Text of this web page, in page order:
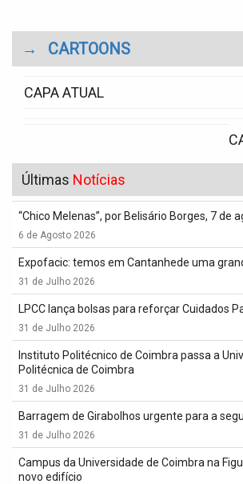
→ CARTOONS
CAPA ATUAL
Últimas Notícias
“Chico Melenas”, por Belisário Borges, 7 de
6 de Agosto 2026
Expofacic: temos em Cantanhede uma
31 de Julho 2026
LPCC lança bolsas para reforçar Cuidados
31 de Julho 2026
Instituto Politécnico de Coimbra passa a
Politécnica de Coimbra
31 de Julho 2026
Barragem de Girabolhos urgente para a
31 de Julho 2026
Campus da Universidade de Coimbra na
novo edifício